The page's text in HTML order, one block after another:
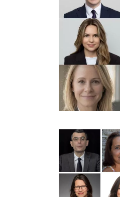
ENTREPRISES